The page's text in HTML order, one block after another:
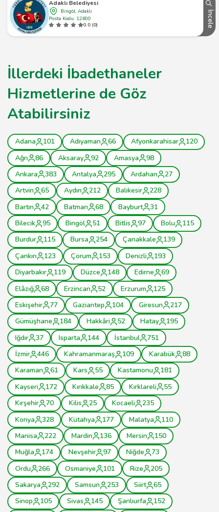
Adaklı Belediyesi
Bingöl, Adaklı
Posta Kodu: 12600
0.0 (0)
İncele
İllerdeki İbadethaneler
Hizmetlerine de Göz
Atabilirsiniz
Adana 101 Adıyaman 66 Afyonkarahisar
120
Ağrı
86 Aksaray 92 Amasya
98
Ankara
383 Antalya 295 Ardahan
27
Artvin
65 Aydın 212 Balıkesir
228
Bartın
42 Batman 68 Bayburt
31
Bilecik
95 Bingöl 51 Bitlis 97 Bolu
115
Burdur
115 Bursa 254 Çanakkale
139
Çankırı
123 Çorum 153 Denizli
193
Diyarbakır
119 Düzce 148 Edirne
69
Elâzığ
68 Erzincan 52 Erzurum
125
Eskişehir
77 Gaziantep 104 Giresun
217
Gümüşhane
184 Hakkâri 52 Hatay
195
Iğdır
37 Isparta 144 İstanbul
751
İzmir
446 Kahramanmaraş 109 Karabük
88
Karaman
61 Kars 55 Kastamonu
181
Kayseri
172 Kırıkkale 85 Kırklareli
55
Kırşehir
70 Kilis 25 Kocaeli
235
Konya
328 Kütahya 177 Malatya
110
Manisa
222 Mardin 136 Mersin
150
Muğla
174 Nevşehir 97 Niğde
73
Ordu
266 Osmaniye 101 Rize
205
Sakarya
292 Samsun 253 Siirt
65
Sinop
105 Sivas 145 Şanlıurfa
152